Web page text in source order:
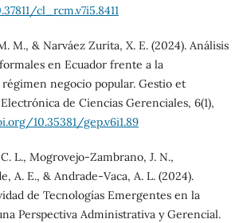
cl_rcm.v7i5.8411
M., & Narváez Zurita, X. E. (2024). Análisis
en Ecuador frente a la
negocio popular. Gestio et
de Ciencias Gerenciales, 6(1),
10.35381/gep.v6i1.89
L., Mogrovejo-Zambrano, J. N.,
A. E., & Andrade-Vaca, A. L. (2024).
de Tecnologías Emergentes en la
Perspectiva Administrativa y Gerencial.